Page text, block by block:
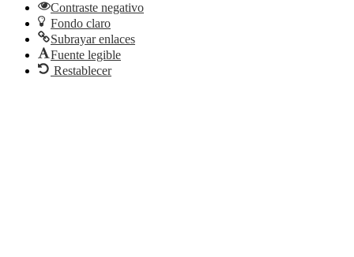
Contraste negativo
Fondo claro
Subrayar enlaces
Fuente legible
Restablecer